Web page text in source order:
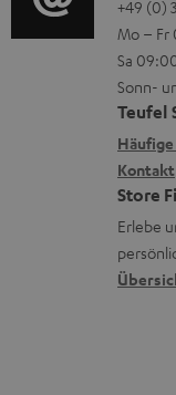
n
V
e
r
s
a
n
d
n
z
u
r
G
a
r
a
n
e
r
ä
t
e
R
ü
c
k
o
-
L
e
x
i
k
o
n
o
n
t
a
k
t
d
a
t
+49 (0)
Mo – Fr
Sa
Sonn-
Teufel
Kontakt
Store
Erlebe